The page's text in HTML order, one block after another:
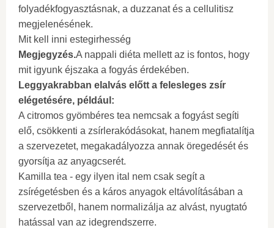
folyadékfogyasztásnak, a duzzanat és a cellulitisz
megjelenésének.
Mit kell inni estegirhesség
Megjegyzés.A nappali diéta mellett az is fontos, hogy
mit igyunk éjszaka a fogyás érdekében.
Leggyakrabban elalvás előtt a felesleges zsír
elégetésére, például:
A citromos gyömbéres tea nemcsak a fogyást segíti
elő, csökkenti a zsírlerakódásokat, hanem megfiatalítja
a szervezetet, megakadályozza annak öregedését és
gyorsítja az anyagcserét.
Kamilla tea - egy ilyen ital nem csak segít a
zsírégetésben és a káros anyagok eltávolításában a
szervezetből, hanem normalizálja az alvást, nyugtató
hatással van az idegrendszerre.